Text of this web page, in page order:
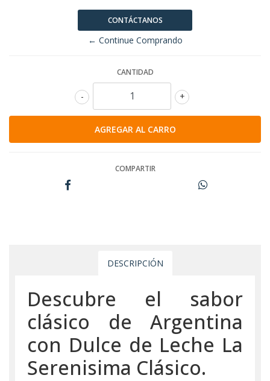
CONTÁCTANOS
← Continue Comprando
CANTIDAD
+
-
COMPARTIR
DESCRIPCIÓN
Descubre el sabor
clásico de Argentina
con Dulce de Leche La
Serenisima Clásico.